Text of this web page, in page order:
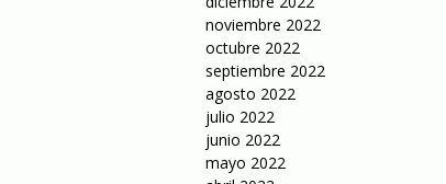
noviembre 2022
octubre 2022
septiembre 2022
agosto 2022
julio 2022
junio 2022
mayo 2022